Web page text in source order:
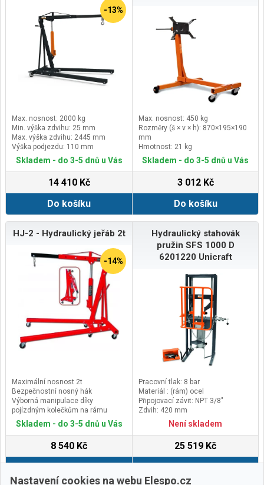
-13%
Max. nosnost: 2000 kg
Min. výška zdvihu: 25 mm
Max. výška zdvihu: 2445 mm
Výška podjezdu: 110 mm
Skladem - do 3-5 dnů u Vás
14 410 Kč
Do košíku
Max. nosnost: 450 kg
Rozměry (š × v × h): 870×195×190
mm
Hmotnost: 21 kg
Skladem - do 3-5 dnů u Vás
3 012 Kč
Do košíku
HJ-2 - Hydraulický jeřáb 2t
-14%
Maximální nosnost 2t
Bezpečnostní nosný hák
Výborná manipulace díky
pojízdným kolečkům na rámu
jeřábu
Rameno ovládané hydraulickým
Skladem - do 3-5 dnů u Vás
8 540 Kč
Hydraulický stahovák
pružin SFS 1000 D
6201220 Unicraft
Pracovní tlak: 8 bar
Materiál : (rám) ocel
Připojovací závit: NPT 3/8"
Zdvih: 420 mm
Není skladem
25 519 Kč
Nastavení cookies na webu Elespo.cz